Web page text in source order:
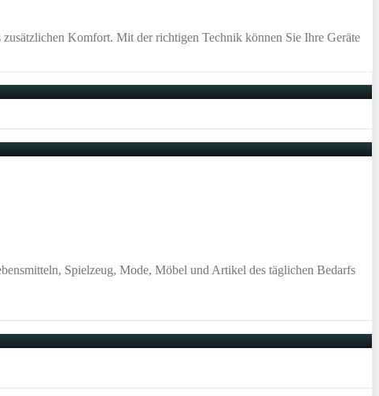
Komfort. Mit der richtigen Technik können Sie Ihre Geräte
Spielzeug, Mode, Möbel und Artikel des täglichen Bedarfs